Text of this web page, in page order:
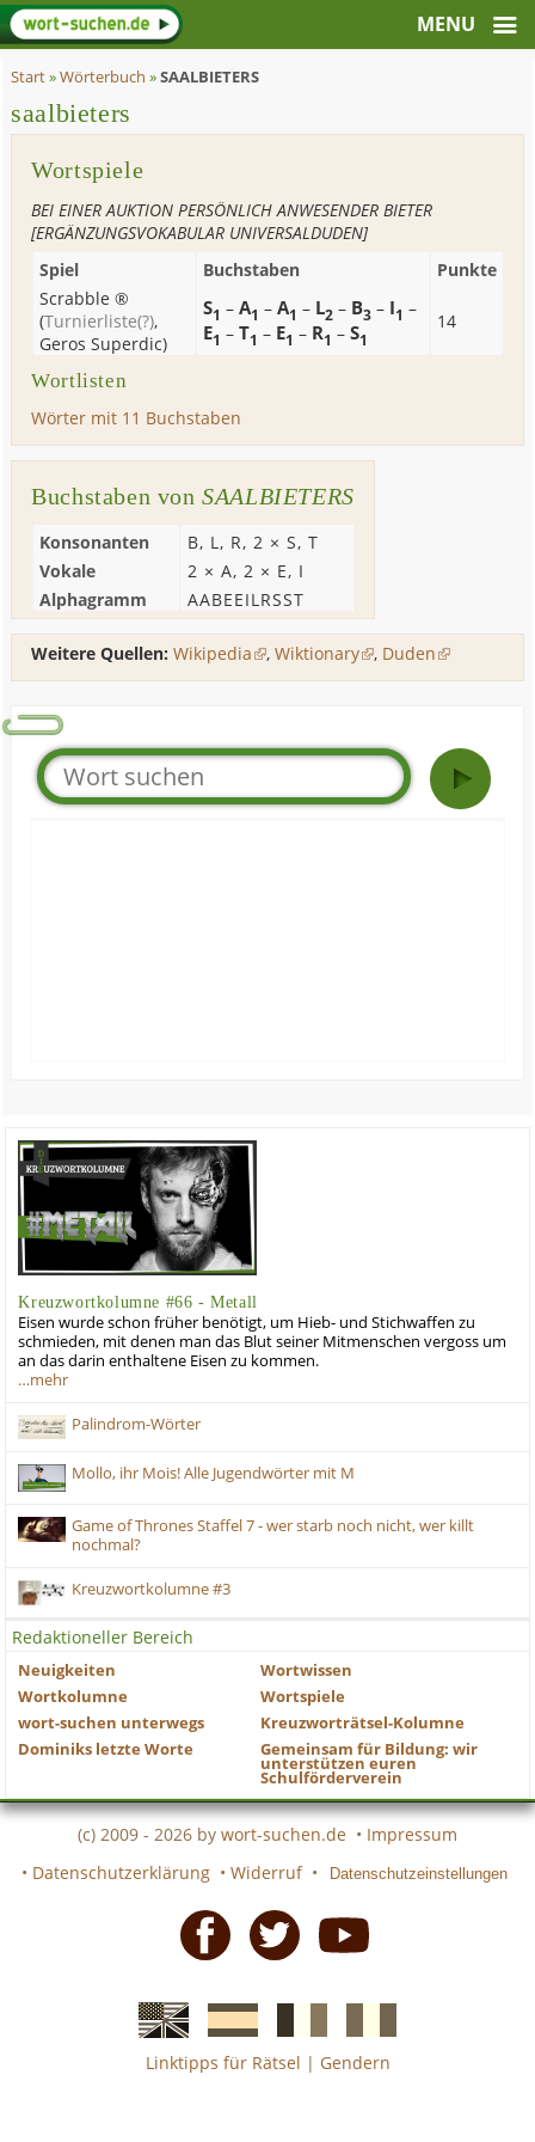
Start»Wörterbuch »SAALBIETERS
saalbieters
Wortspiele
BEI EINER AUKTION PERSÖNLICH ANWESENDER BIETER
[ERGÄNZUNGSVOKABULAR UNIVERSALDUDEN]
Spiel
Buchstaben
Punkte
Scrabble ®
(Turnierliste(?),
Geros Superdic)
S1 –A1 –A1 – L2 – B3 – I1 –
E1 –T1 – E1 – R1 –S1
14
Wortlisten
Wörter mit 11 Buchstaben
Buchstaben vonSAALBIETERS
Konsonanten B, L, R, 2 ×S,T
Vokale
2 ×A, 2 × E, I
Alphagramm
AABEEILRSST
Weitere Quellen: Wikipedia ,Wiktionary , Duden
Kreuzwortkolumne #66 - Metall
Eisen wurde schon früher benötigt, um Hieb- und Stichwaffen zu
schmieden, mit denen man das Blut seiner Mitmenschen vergoss um
an das darin enthaltene Eisen zu kommen.
…mehr
Palindrom-Wörter
Mollo, ihr Mois! Alle Jugendwörter mit M
Game of Thrones Staffel 7 - wer starb noch nicht, wer killt
nochmal?
Kreuzwortkolumne #3
Redaktioneller Bereich
Neuigkeiten
Wortwissen
Wortkolumne
Wortspiele
wort-suchen unterwegs
Kreuzworträtsel-Kolumne
Dominiks letzte Worte
Gemeinsam für Bildung: wir
unterstützen euren
Schulförderverein
(c) 2009 - 2026 by wort-suchen.de • Impressum
• Datenschutzerklärung • Widerruf • Datenschutzeinstellungen
EnglischeSpanischefranzösicheitalienische
Linktipps für Rätsel | Gendern